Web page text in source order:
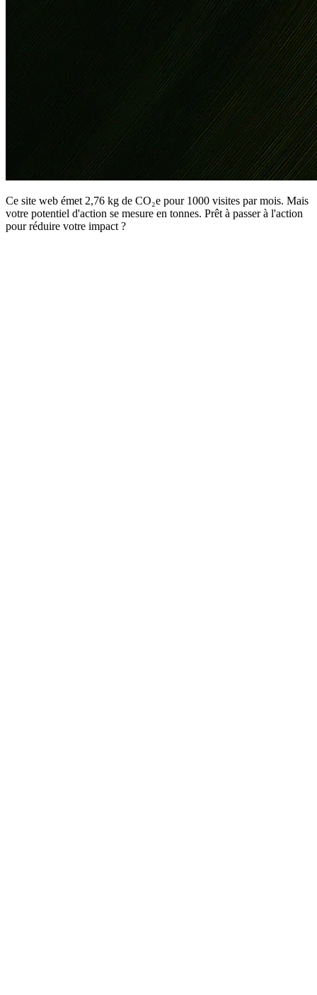
Ce site web émet 2,76 kg de CO₂e pour 1000 visites par mois. Mais
votre potentiel d'action se mesure en tonnes. Prêt à passer à l'action
pour réduire votre impact ?